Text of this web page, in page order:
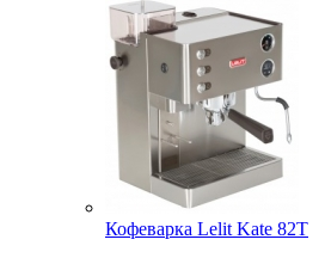
Кофеварка Lelit Kate 82T